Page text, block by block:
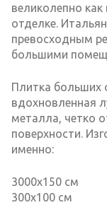
великолепно
отделке.
превосходным
большими
Плитка больших
вдохновленная
металла, четко
поверхности.
именно:
3000х150 см
300х100 см